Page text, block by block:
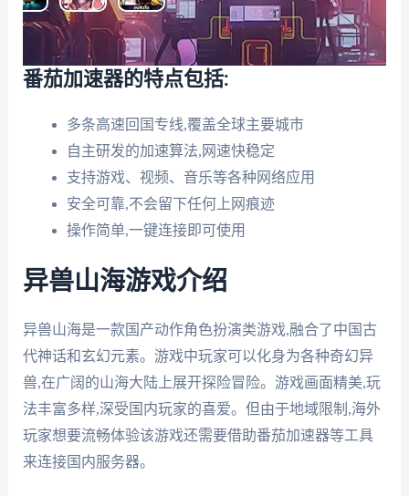
番茄加速器的特点包括:
多条高速回国专线,覆盖全球主要城市
自主研发的加速算法,网速快稳定
支持游戏、视频、音乐等各种网络应用
安全可靠,不会留下任何上网痕迹
操作简单,一键连接即可使用
异兽山海游戏介绍
异兽山海是一款国产动作角色扮演类游戏,融合了中国古
代神话和玄幻元素。游戏中玩家可以化身为各种奇幻异
兽,在广阔的山海大陆上展开探险冒险。游戏画面精美,玩
法丰富多样,深受国内玩家的喜爱。但由于地域限制,海外
玩家想要流畅体验该游戏还需要借助番茄加速器等工具
来连接国内服务器。